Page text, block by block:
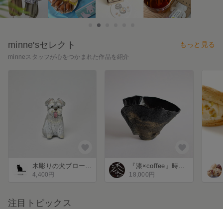
minne'sセレクト もっと見る
minneスタッフが心をつかまれた作品を紹介
4,400円 18,000円
注目トピックス